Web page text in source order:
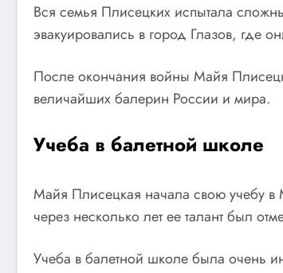
Вся семья Плисецких испытала
эвакуировались в город Глазов, где
После окончания войны Майя
величайших балерин России и мира.
Учеба в балетной школе
Майя Плисецкая начала свою учебу
через несколько лет ее талант был
Учеба в балетной школе была очень